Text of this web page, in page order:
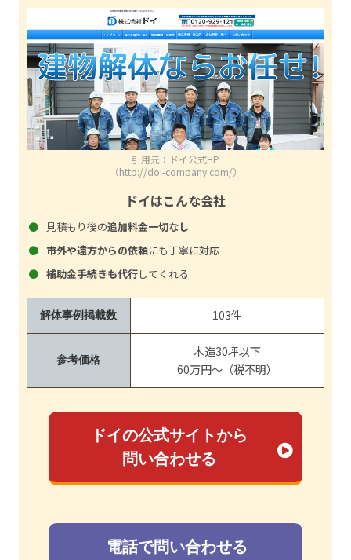
引用元：ドイ公式HP
（http://doi-company.com/）
ドイはこんな会社
見積もり後の追加料金一切なし
市外や遠方からの依頼にも丁寧に対応
補助金手続きも代行してくれる
解体事例掲載数 103件
参考価格
木造30坪以下
60万円～（税不明）
ドイの公式サイトから
問い合わせる
電話で問い合わせる